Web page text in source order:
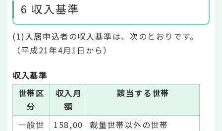
6 収入基準
(1)入居申込者の収入基準は、次のとおりです。
（平成21年4月1日から）
世帯区
分
収入月
額
該当する世帯
収入基準
一般世
158,00
裁量世帯以外の世帯